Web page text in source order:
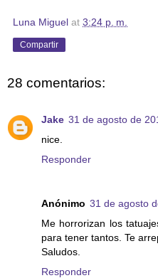
Luna Miguel at 3:24 p. m.
Compartir
28 comentarios:
Jake 31 de agosto de
nice.
Responder
Anónimo 31 de agosto
Me horrorizan los
para tener tantos. Te
Saludos.
Responder